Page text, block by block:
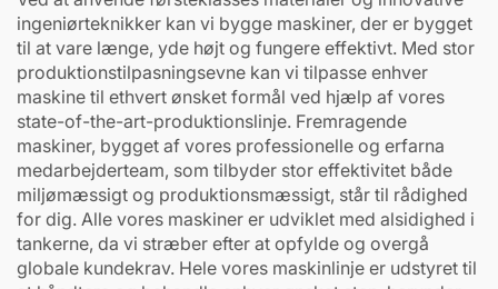
ingeniørteknikker kan vi bygge maskiner, der er bygget
til at vare længe, yde højt og fungere effektivt. Med stor
produktionstilpasningsevne kan vi tilpasse enhver
maskine til ethvert ønsket formål ved hjælp af vores
state-of-the-art-produktionslinje. Fremragende
maskiner, bygget af vores professionelle og erfarna
medarbejderteam, som tilbyder stor effektivitet både
miljømæssigt og produktionsmæssigt, står til rådighed
for dig. Alle vores maskiner er udviklet med alsidighed i
tankerne, da vi stræber efter at opfylde og overgå
globale kundekrav. Hele vores maskinlinje er udstyret til